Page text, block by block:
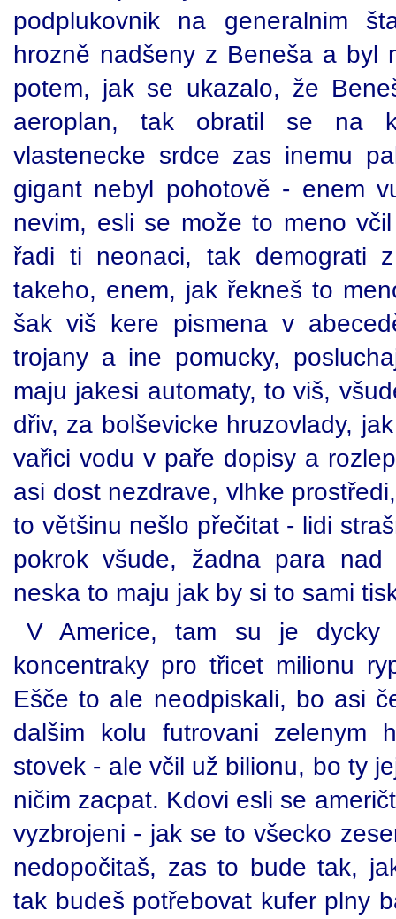
podplukovnik na generalnim
hrozně nadšeny z Beneša a byl
potem, jak se ukazalo, že
aeroplan, tak obratil se na
vlastenecke srdce zas inemu
gigant nebyl pohotově - enem
nevim, esli se može to meno
řadi ti neonaci, tak demograti
takeho, enem, jak řekneš to
šak viš kere pismena v
trojany a ine pomucky,
maju jakesi automaty, to viš,
dřiv, za bolševicke hruzovlady,
vařici vodu v paře dopisy a
asi dost nezdrave, vlhke
to většinu nešlo přečitat - lidi
pokrok všude, žadna para
neska to maju jak by si to sami
V Americe, tam su je
koncentraky pro třicet milionu
Ešče to ale neodpiskali, bo asi
dalšim kolu futrovani zelenym
stovek - ale včil už bilionu, bo ty
ničim zacpat. Kdovi esli se
vyzbrojeni - jak se to všecko
nedopočitaš, zas to bude tak,
tak budeš potřebovat kufer plny